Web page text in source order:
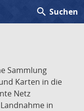
search Suchen
Sammlung
Karten in die
Netz
in